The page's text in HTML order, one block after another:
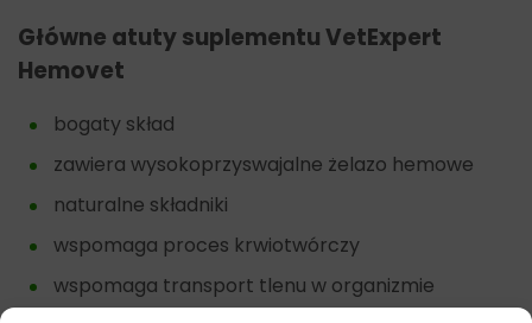
Główne atuty suplementuVetExpert
Hemovet
bogaty skład
zawiera wysokoprzyswajalne żelazo hemowe
naturalne składniki
wspomaga proces krwiotwórczy
wspomaga transport tlenu w organizmie